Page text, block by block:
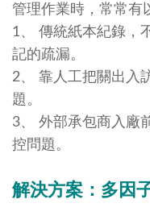
管理作業時，常常有
1、 傳統紙本紀錄，
記的疏漏。
2、 靠人工把關出入
題。
3、 外部承包商入廠
控問題。
解決方案：多因